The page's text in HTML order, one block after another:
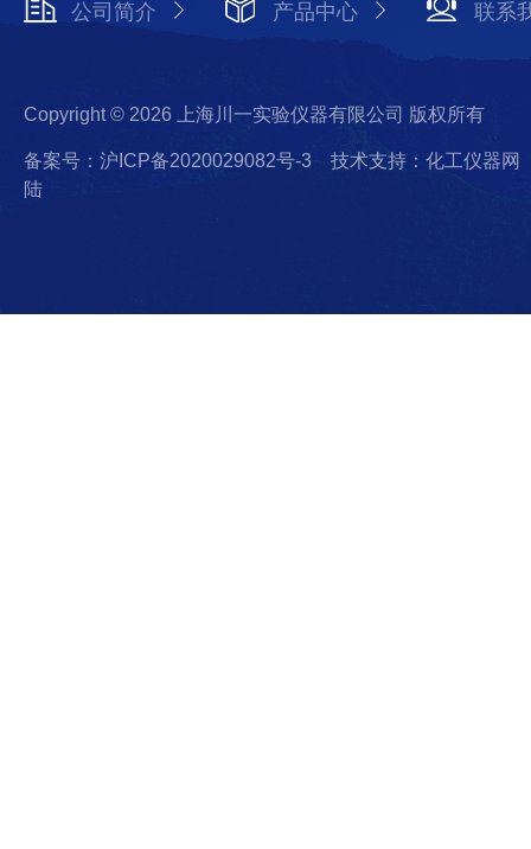
公司简介 产品中心 联系
Copyright © 2026 上海川一实验仪器有限公司 版权所有
备案号：沪ICP备2020029082号-3
技术支持：化工仪器网
陆